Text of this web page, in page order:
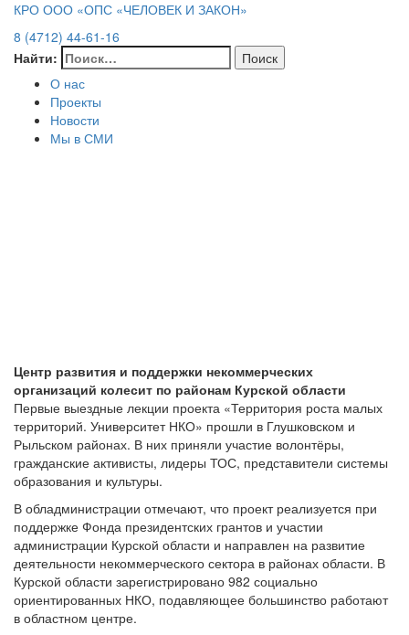
КРО ООО «ОПС «ЧЕЛОВЕК И ЗАКОН»
8 (4712) 44-61-16
Найти:
О нас
Проекты
Новости
Мы в СМИ
Центр развития и поддержки некоммерческих
организаций колесит по районам Курской области
Первые выездные лекции проекта «Территория роста малых
территорий. Университет НКО» прошли в Глушковском и
Рыльском районах. В них приняли участие волонтёры,
гражданские активисты, лидеры ТОС, представители системы
образования и культуры.
В обладминистрации отмечают, что проект реализуется при
поддержке Фонда президентских грантов и участии
администрации Курской области и направлен на развитие
деятельности некоммерческого сектора в районах области. В
Курской области зарегистрировано 982 социально
ориентированных НКО, подавляющее большинство работают
в областном центре.